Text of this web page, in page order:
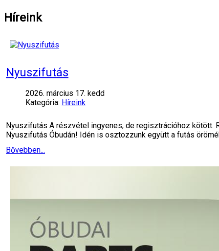
Híreink
Nyuszifutás
2026. március 17. kedd
Kategória: Híreink
Nyuszifutás A részvétel ingyenes, de regisztrációhoz
Nyuszifutás Óbudán! Idén is osztozzunk együtt a futás
Bővebben...